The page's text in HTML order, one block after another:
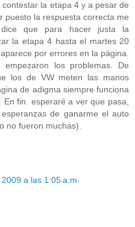
la etapa 4 y a pesar de
puesto la respuesta correcta me
que para hacer justa la
la etapa 4 hasta el martes 20
por errores en la página.
los problemas. De
los de VW meten las manos
de adigma siempre funciona
fin. esperaré a ver que pasa,
de ganarme el auto
no fueron muchas).
a las 1:05 a.m.